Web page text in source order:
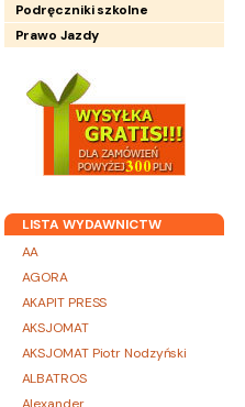
Podręczniki szkolne
Prawo Jazdy
LISTA WYDAWNICTW
AA
AGORA
AKAPIT PRESS
AKSJOMAT
AKSJOMAT Piotr Nodzyński
ALBATROS